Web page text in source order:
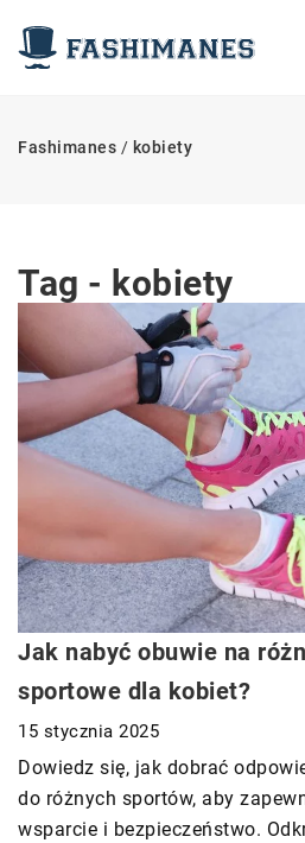
Fashimanes / kobiety
Tag - kobiety
Jak nabyć obuwie na
sportowe dla kobiet?
15 stycznia 2025
Dowiedz się, jak dobrać
do różnych sportów, aby
wsparcie i bezpieczeństwo.